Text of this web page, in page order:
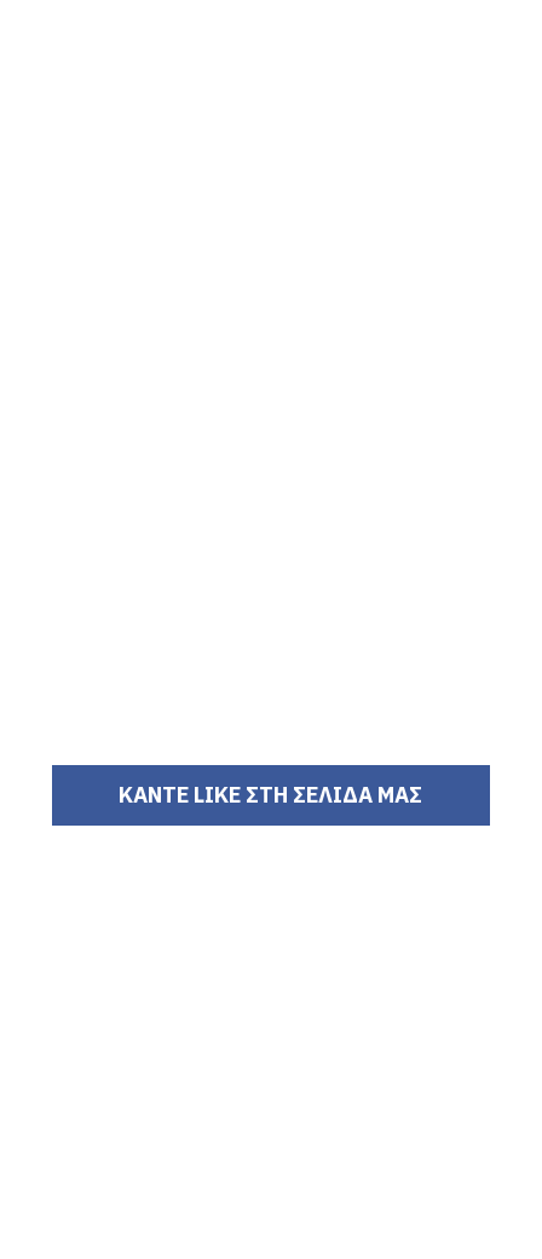
ΚΑΝΤΕ LIKE ΣΤΗ ΣΕΛΙΔΑ ΜΑΣ